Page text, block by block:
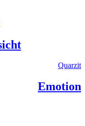
Quarzit
Emotion